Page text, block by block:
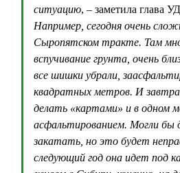
ситуацию, – заметила глава
Например, сегодня очень
Сыропятском тракте. Там
вспучивание грунта, очень
все шишки убрали,
квадратных метров. И завтра
делать «картами» и в одном
асфальтированием. Могли бы
закатать, но это будет
следующий год она идет под